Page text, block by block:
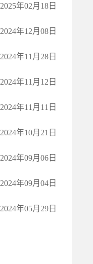
2025年02月18日
2024年12月08日
2024年11月28日
2024年11月12日
2024年11月11日
2024年10月21日
2024年09月06日
2024年09月04日
2024年05月29日